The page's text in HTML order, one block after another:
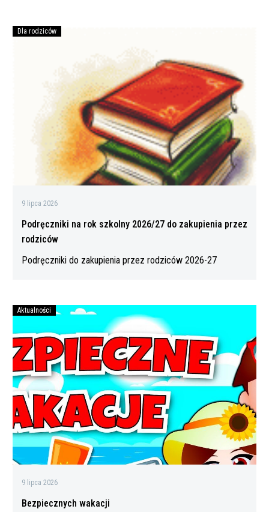
Zarszynie
rok
szkolny
do
zakupienia
przez
rodziców
Dla rodziców
9 lipca 2026
Podręczniki na rok szkolny 2026/27 do zakupienia przez
rodziców
Podręczniki do zakupienia przez rodziców 2026-27
Bezpiecznych
wakacji
Aktualności
9 lipca 2026
Bezpiecznych wakacji